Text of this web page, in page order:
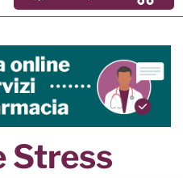
Stress